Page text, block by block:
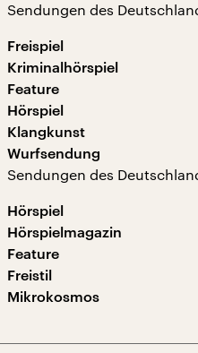
Sendungen des
Freispiel
Kriminalhörspiel
Feature
Hörspiel
Klangkunst
Wurfsendung
Sendungen des
Hörspiel
Hörspielmagazin
Feature
Freistil
Mikrokosmos